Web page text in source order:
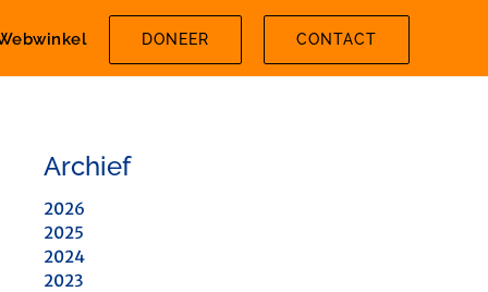
DONEER CONTACT
Archief
2026
2025
2024
2023